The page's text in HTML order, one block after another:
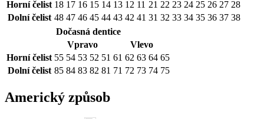
Horní čelist 18 17 16 15 14 13 12 11 21 22 23 24 25 26 27 28
Dolní čelist 48 47 46 45 44 43 42 41 31 32 33 34 35 36 37 38
Dočasná dentice
Vpravo
Vlevo
Horní čelist 55 54 53 52 51 61 62 63 64 65
Dolní čelist 85 84 83 82 81 71 72 73 74 75
Americký způsob